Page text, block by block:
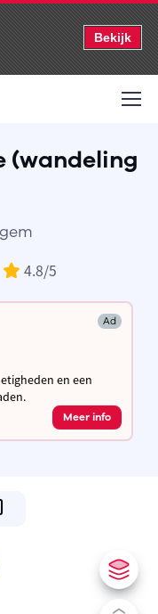
Bekijk
(wandeling
4.8/5
Ad
en een
Meer info